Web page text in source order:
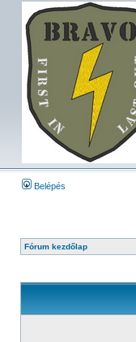
Belépés
Fórum kezdőlap